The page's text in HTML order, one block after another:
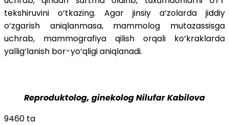
tekshiruvini o‘tkazing. Agar jinsiy a’zolarda jiddiy
o‘zgarish aniqlanmasa, mammolog mutazassisga
uchrab, mammografiya qilish orqali ko‘kraklarda
yallig‘lanish bor-yo‘qligi aniqlanadi.
Reproduktolog, ginekolog Nilufar Kabilova
9460 ta